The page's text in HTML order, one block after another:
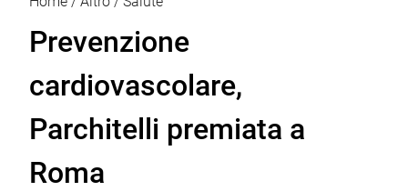
Prevenzione
cardiovascolare,
Parchitelli premiata a
Roma